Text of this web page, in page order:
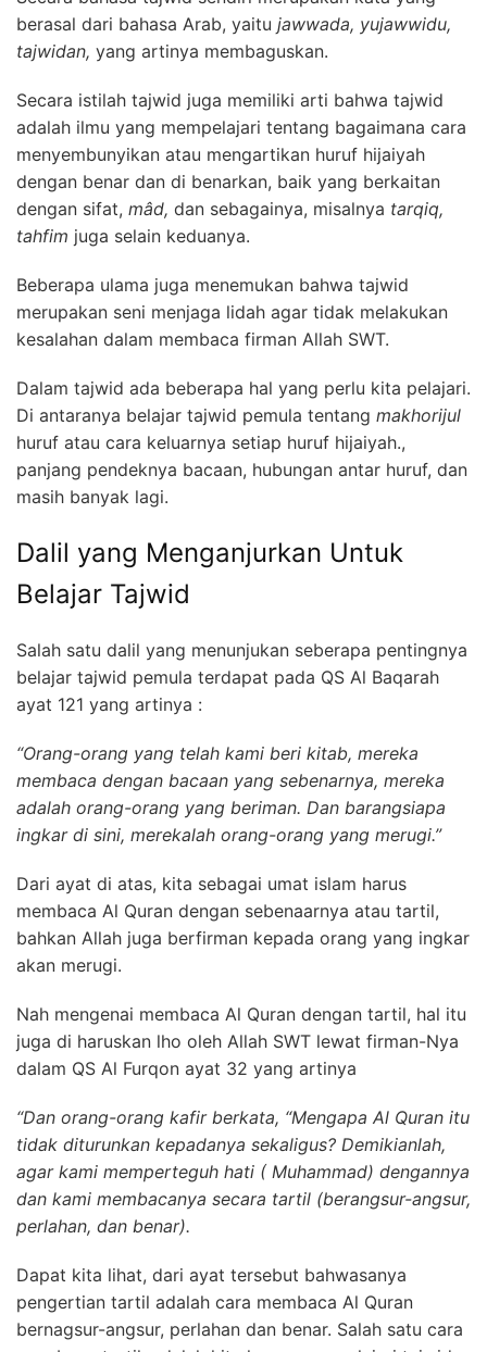
berasal dari bahasa Arab, yaitu jawwada, yujawwidu,
tajwidan, yang artinya membaguskan.
Secara istilah tajwid juga memiliki arti bahwa tajwid
adalah ilmu yang mempelajari tentang bagaimana cara
menyembunyikan atau mengartikan huruf hijaiyah
dengan benar dan di benarkan, baik yang berkaitan
dengan sifat, mâd, dan sebagainya, misalnya tarqiq,
tahfim juga selain keduanya.
Beberapa ulama juga menemukan bahwa tajwid
merupakan seni menjaga lidah agar tidak melakukan
kesalahan dalam membaca firman Allah SWT.
Dalam tajwid ada beberapa hal yang perlu kita pelajari.
Di antaranya belajar tajwid pemula tentang makhorijul
huruf atau cara keluarnya setiap huruf hijaiyah.,
panjang pendeknya bacaan, hubungan antar huruf, dan
masih banyak lagi.
Dalil yang Menganjurkan Untuk
Belajar Tajwid
Salah satu dalil yang menunjukan seberapa pentingnya
belajar tajwid pemula terdapat pada QS Al Baqarah
ayat 121 yang artinya :
“Orang-orang yang telah kami beri kitab, mereka
membaca dengan bacaan yang sebenarnya, mereka
adalah orang-orang yang beriman. Dan barangsiapa
ingkar di sini, merekalah orang-orang yang merugi.”
Dari ayat di atas, kita sebagai umat islam harus
membaca Al Quran dengan sebenaarnya atau tartil,
bahkan Allah juga berfirman kepada orang yang ingkar
akan merugi.
Nah mengenai membaca Al Quran dengan tartil, hal itu
juga di haruskan lho oleh Allah SWT lewat firman-Nya
dalam QS Al Furqon ayat 32 yang artinya
“Dan orang-orang kafir berkata, “Mengapa Al Quran itu
tidak diturunkan kepadanya sekaligus? Demikianlah,
agar kami memperteguh hati ( Muhammad) dengannya
dan kami membacanya secara tartil (berangsur-angsur,
perlahan, dan benar).
Dapat kita lihat, dari ayat tersebut bahwasanya
pengertian tartil adalah cara membaca Al Quran
bernagsur-angsur, perlahan dan benar. Salah satu cara